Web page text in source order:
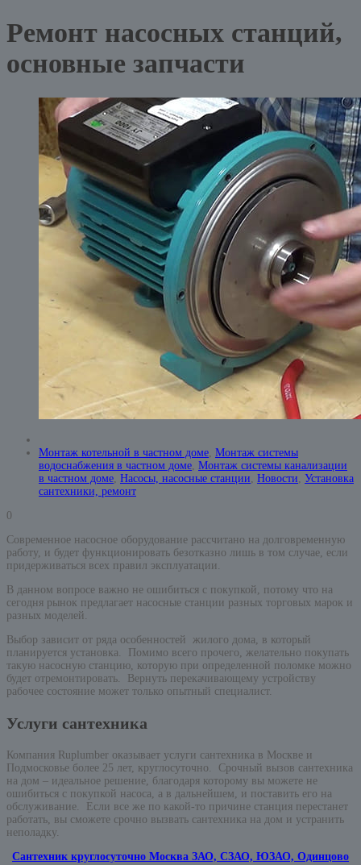
Ремонт насосных станций,
основные запчасти
Монтаж котельной в частном доме, Монтаж системы
водоснабжения в частном доме, Монтаж системы канализации
в частном доме, Насосы, насосные станции, Новости, Установка
сантехники, ремонт
0
Современное насосное оборудование рассчитано на долговременную
работу, и будет функционировать безотказно лишь в том случае, если
придерживаться всех правил эксплуатации.
В данном вопросе важно не ошибиться с покупкой, потому что на
сегодня рынок предлагает насосные станции разных торговых марок и
разных моделей.
Выбор зависит от ряда особенностей жилого дома, в который
планируется установка. Помимо всего прочего, желательно покупать
такую насосную станцию, которую при определенной поломке можно
будет отремонтировать. Вернуть перекачивающему устройству
рабочее состояние может только опытный специалист.
Услуги сантехника
Компания Ruplumber оказывает услуги сантехника в Москве и
Подмосковье более 25 лет, круглосуточно. Срочный вызов сантехника
на дом – идеальное решение, благодаря которому вы можете не
ошибиться с покупкой насоса, а в дальнейшем, и поставить его на
обслуживание. Если все же по какой-то причине станция перестанет
работать, вы сможете срочно вызвать сантехника на дом и устранить
неполадку.
Сантехник круглосуточно Москва ЗАО, СЗАО, ЮЗАО, Одинцово